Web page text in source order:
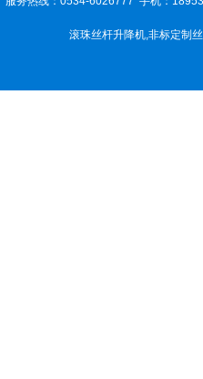
滚珠丝杆升降机,非标定制